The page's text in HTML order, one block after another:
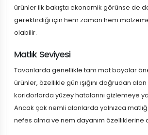
ürünler ilk bakışta ekonomik görünse de
gerektirdiği için hem zaman hem
olabilir.
Matlık Seviyesi
Tavanlarda genellikle tam mat boyalar
ürünler, özellikle gün ışığını doğrudan
koridorlarda yüzey hatalarını gizlemeye
Ancak çok nemli alanlarda yalnızca
nefes alma ve nem dayanım özelliklerine